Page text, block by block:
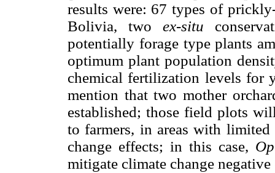
results were: 67 types of
Bolivia, two ex-situ
potentially forage type plants
optimum plant population
chemical fertilization levels for
mention that two mother
established; those field plots
to farmers, in areas with
change effects; in this case,
mitigate climate change negative